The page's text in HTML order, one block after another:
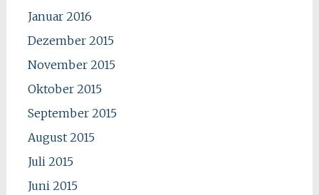
Januar 2016
Dezember 2015
November 2015
Oktober 2015
September 2015
August 2015
Juli 2015
Juni 2015